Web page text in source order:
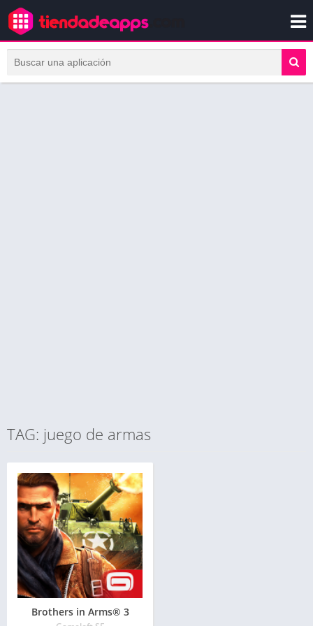
TAG: juego de armas
Brothers in Arms® 3